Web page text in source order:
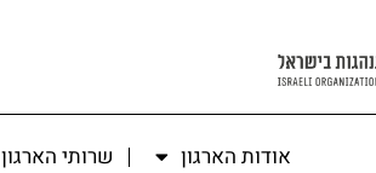
אודות הארגון שרותי הארגון